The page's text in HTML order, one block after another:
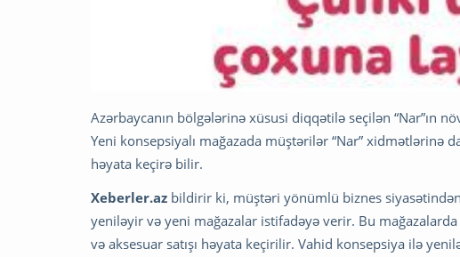
Azərbaycanın bölgələrinə xüsusi diqqətilə seçilən “Nar”ın
Yeni konsepsiyalı mağazada müştərilər “Nar” xidmətlərinə
həyata keçirə bilir.
Xeberler.az bildirir ki, müştəri yönümlü biznes siyasətindən
yeniləyir və yeni mağazalar istifadəyə verir. Bu
və aksesuar satışı həyata keçirilir. Vahid konsepsiya ilə